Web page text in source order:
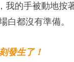
我的手被動地按
白都沒有準備。
發生了！